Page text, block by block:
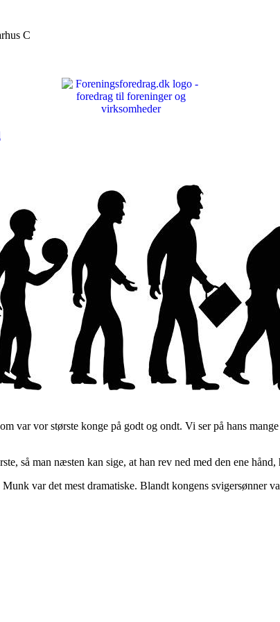
C
var vor største konge på godt og ondt. Vi ser på hans
så man næsten kan sige, at han rev ned med den ene hånd,
var det mest dramatiske. Blandt kongens svigersønner